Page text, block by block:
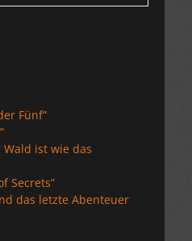
Fünf”
ist wie das
Secrets”
das letzte Abenteuer